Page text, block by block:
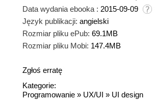
Data wydania ebooka : 2015-09-09
Język publikacji: angielski
Rozmiar pliku ePub: 69.1MB
Rozmiar pliku Mobi: 147.4MB
Zgłoś erratę
Kategorie:
Programowanie » UX/UI » UI design